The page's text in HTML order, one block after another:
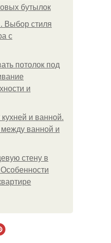
бутылок
Выбор стиля
с
потолок под
и
и ванной.
ванной и
стену в